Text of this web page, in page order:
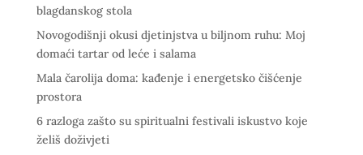
blagdanskog stola
Novogodišnji okusi djetinjstva u biljnom ruhu: Moj
domaći tartar od leće i salama
Mala čarolija doma: kađenje i energetsko čišćenje
prostora
6 razloga zašto su spiritualni festivali iskustvo koje
želiš doživjeti